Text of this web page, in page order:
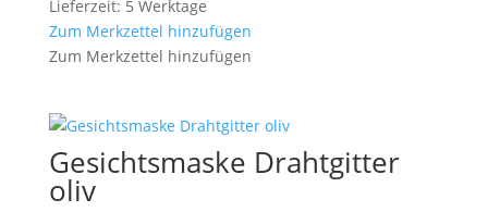
Lieferzeit: 5 Werktage
Zum Merkzettel hinzufügen
Zum Merkzettel hinzufügen
Gesichtsmaske Drahtgitter
oliv